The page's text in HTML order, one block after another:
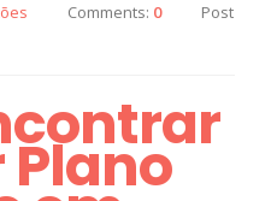
Comments: 0
Post
Plano